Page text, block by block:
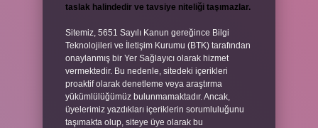
taslak halindedir ve tavsiye niteliği taşımazlar.
Sitemiz, 5651 Sayılı Kanun gereğince Bilgi
Teknolojileri ve İletişim Kurumu (BTK) tarafından
onaylanmış bir Yer Sağlayıcı olarak hizmet
vermektedir. Bu nedenle, sitedeki içerikleri
proaktif olarak denetleme veya araştırma
yükümlülüğümüz bulunmamaktadır. Ancak,
üyelerimiz yazdıkları içeriklerin sorumluluğunu
taşımakta olup, siteye üye olarak bu